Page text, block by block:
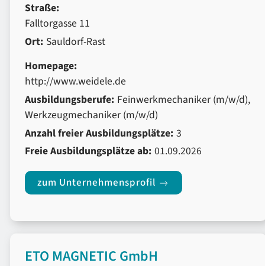
Straße:
Falltorgasse 11
Ort: Sauldorf-Rast
Homepage:
http://www.weidele.de
Ausbildungsberufe: Feinwerkmechaniker (m/w/d),
Werkzeugmechaniker (m/w/d)
Anzahl freier Ausbildungsplätze: 3
Freie Ausbildungsplätze ab: 01.09.2026
zum Unternehmensprofil
ETO MAGNETIC GmbH